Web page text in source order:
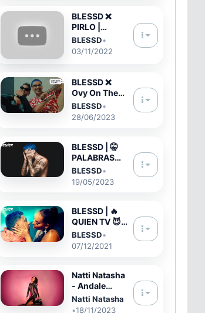
BLESSD ❌
PIRLO |
ZIPLOC 👽 (
Video Oficial
BLESSD•
03/11/2022
BLESSD ❌
Ovy On The
Drums -
BILLBOARD
BLESSD•
28/06/2023
BLESSD | 🤫
PALABRAS
SOBRAN (
VIAJE 2 )
BLESSD•
19/05/2023
BLESSD | 🔥
QUIEN TV 😈 (
OFFICIAL
VIDEO )
BLESSD•
07/12/2021
Natti Natasha
- Andale
(#NastySingl
es)
Natti Natasha
•18/11/2023